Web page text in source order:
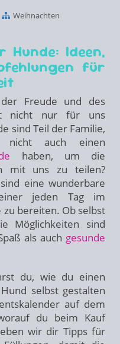
Weihnachten
Hunde: Ideen,
für
Freude und des
nicht nur für uns
sind Teil der Familie,
auch einen
haben, um die
mit uns zu teilen?
eine wunderbare
jeden Tag im
bereiten. Ob selbst
Möglichkeiten sind
als auch gesunde
du, wie du einen
selbst gestalten
auf dem
du beim Kauf
wir dir Tipps für